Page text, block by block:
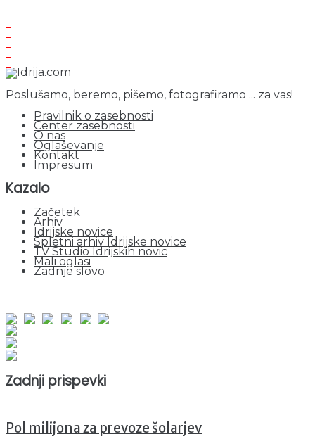
Poslušamo, beremo, pišemo, fotografiramo ... za vas!
Pravilnik o zasebnosti
Center zasebnosti
O nas
Oglaševanje
Kontakt
Impresum
Kazalo
Začetek
Arhiv
Idrijske novice
Spletni arhiv Idrijske novice
TV Studio Idrijskih novic
Mali oglasi
Zadnje slovo
Zadnji prispevki
Pol milijona za prevoze šolarjev